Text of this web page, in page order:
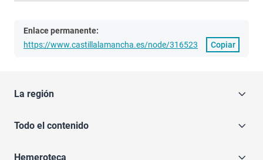
Enlace permanente:
https://www.castillalamancha.es/node/316523
Copiar
La región
Todo el contenido
Hemeroteca